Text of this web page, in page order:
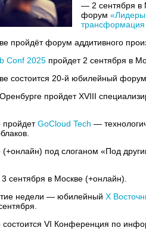
— 2 сентября в
форум
трансформация
пройдёт форум аддитивного
Conf 2025 пройдет 2 сентября в
состоится 20-й юбилейный
пройдет XVIII
пройдетGoCloud Tech —
под слоганом «Под
сентября в Москве (+онлайн).
недели — юбилейный X
VI Конференция по